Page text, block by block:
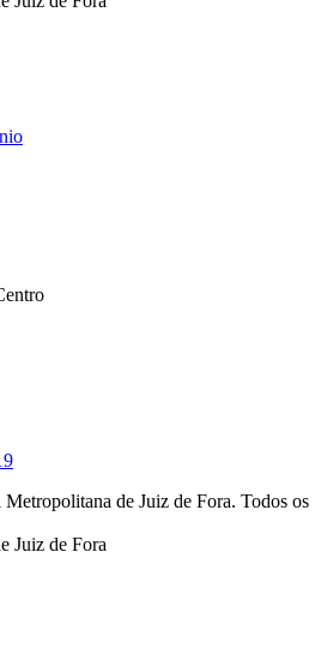
de Juiz de Fora. Todos os